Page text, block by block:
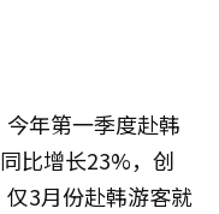
年第一季度赴韩
比增长23%，创
3月份赴韩游客就